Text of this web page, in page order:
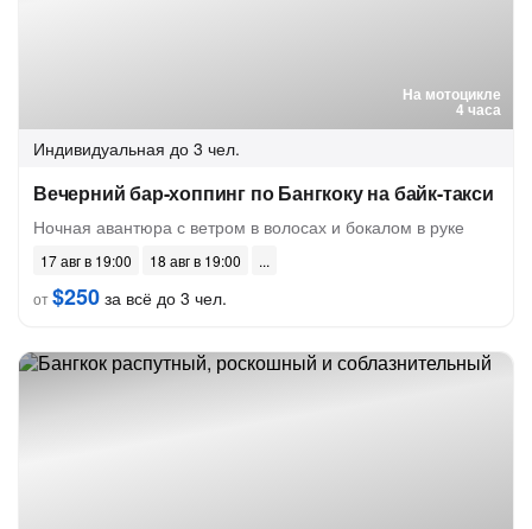
На мотоцикле
4 часа
Индивидуальная до 3 чел.
Вечерний бар-хоппинг по Бангкоку на байк-такси
Ночная авантюра с ветром в волосах и бокалом в руке
17 авг в 19:00
18 авг в 19:00
от$250 за всё до 3 чел.